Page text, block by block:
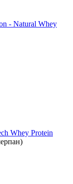
- Natural Whey
Whey Protein